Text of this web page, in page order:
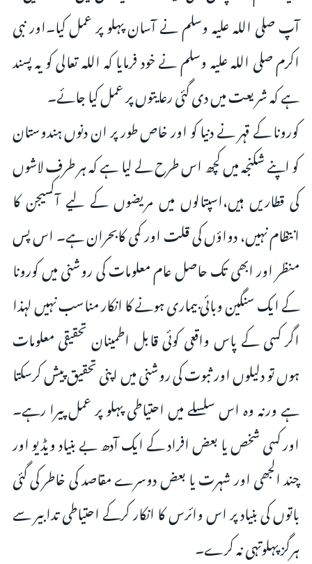
آپ صلی اللہ علیہ وسلم نے آسان پہلو پر عمل کیا۔اور نبی
اکرم صلی اللہ علیہ وسلم نے خود فرمایا کہ اللہ تعالی کو یہ پسند
ہے کہ شریعت میں دی گئی رعایتوں پر عمل کیا جائے۔
کورونا کے قہر نے دنیا کو اور خاص طور پر ان دنوں ہندوستان
کو اپنے شکنجہ میں کچھ اس طرح لے لیا ہے کہ ہر طرف لاشوں
کی قطاریں ہیں،اسپتالوں میں مریضوں کے لیے آکسیجن کا
انتظام نہیں، دواؤں کی قلت اور کمی کابحران ہے۔ اس پس
منظر اور ابھی تک حاصل عام معلومات کی روشنی میں کورونا
کے ایک سنگین وبائی بیماری ہونے کا انکار مناسب نہیں لہذا
اگر کسی کے پاس واقعی کوئی قابل اطمینان تحقیقی معلومات
ہوں تو دلیلوں اور ثبوت کی روشنی میں اپنی تحقیق پیش کرسکتا
ہے ورنہ وہ اس سلسلے میں احتیاطی پہلو پر عمل پیرا رہے۔
اور کسی شخص یا بعض افراد کے ایک آدھ بے بنیاد ویڈیو اور
چند الجھی اور شہرت یا بعض دوسرے مقاصد کی خاطر کی گئی
باتوں کی بنیاد پر اس وائرس کا انکار کرکے احتیاطی تدابیر سے
ہرگز پہلوتہی نہ کرے۔